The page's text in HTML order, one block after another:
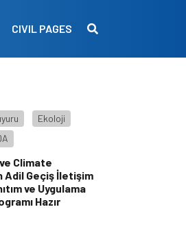
CIVIL PAGES
Ekoloji
Climate
Adil Geçiş İletişim
ve Uygulama
Hazır